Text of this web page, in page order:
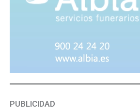
PUBLICIDAD